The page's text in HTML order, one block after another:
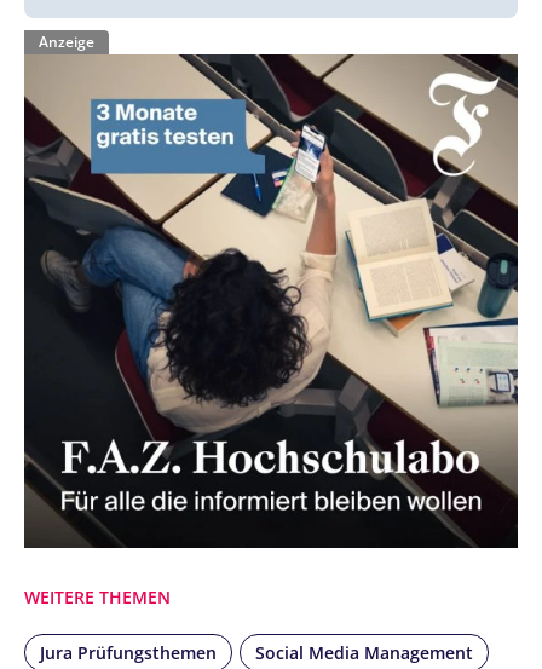
Anzeige
WEITERE THEMEN
Jura Prüfungsthemen
Social Media Management